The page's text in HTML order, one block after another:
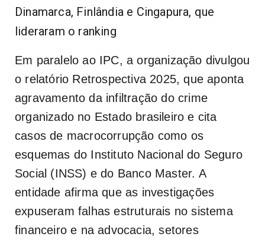
Dinamarca, Finlândia e Cingapura, que
lideraram o ranking
Em paralelo ao IPC, a organização divulgou
o relatório Retrospectiva 2025, que aponta
agravamento da infiltração do crime
organizado no Estado brasileiro e cita
casos de macrocorrupção como os
esquemas do Instituto Nacional do Seguro
Social (INSS) e do Banco Master. A
entidade afirma que as investigações
expuseram falhas estruturais no sistema
financeiro e na advocacia, setores